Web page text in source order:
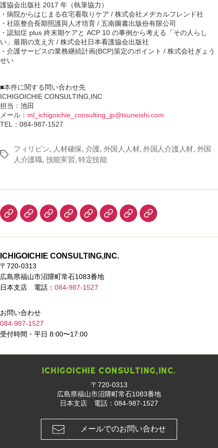
護協会出版社 2017 年（執筆協力）
・病院からはじまる在宅看取りケア / 株式会社メヂカルフレンド社
・社區整合長期照護與人才培育 / 五南圖書出版份有限公司
・認知症 plus 終末期ケアと ACP 10 の事例から考える「その人らし
い」最期の支え方 / 株式会社日本看護協会出版社
・介護サービスの業務継続計画(BCP)策定のポイント / 株式会社ぎょう
せい
■本件に関する問い合わせ先
ICHIGOICHIE CONSULTING,INC
担当：池田
メール： ml_ichigoichie_consulting_jp@tsuneishi.com
TEL：084-987-1527
Tags
フィリピン, 人材確保, 介護, 外国人人材, 外国人介護人材, 外国
人介護職, 技能実習, 特定技能
TOP 私
の
強
み
会
要
サ
ス
フ
ピ
に
特
イ
ト
よ
お
ICHIGOICHIE CONSULTING,INC.
〒720-0313
広島県福山市沼隈町常石1083番地
日本支店 電話： 084-987-1527
お問い合わせ
084-987-1527
受付時間・平日 8:00〜17:00
ICHIGOICHIE CONSULTING,INC.
〒720-0313
広島県福山市沼隈町常石1083番地
日本支店 電話： 084-987-1527
メールでのお問い合わせ